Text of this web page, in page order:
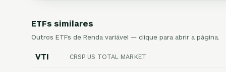
ETFs similares
Outros ETFs de Renda variável — clique para abrir a página.
VTI CRSP US TOTAL MARKET